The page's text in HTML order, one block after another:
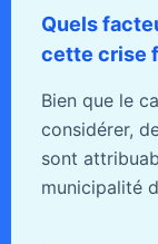
Quels
cette crise
Bien que le
considérer,
sont
municipalité